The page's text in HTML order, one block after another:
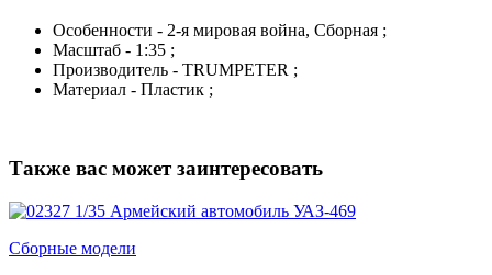
Особенности - 2-я мировая война, Сборная ;
Масштаб - 1:35 ;
Производитель - TRUMPETER ;
Материал - Пластик ;
Также вас может заинтересовать
Сборные модели